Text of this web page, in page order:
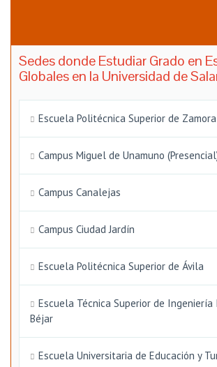
Sedes donde Estudiar Grado en
Globales en la Universidad de
Escuela Politécnica Superior de Zamora
Campus Miguel de Unamuno
Campus Canalejas
Campus Ciudad Jardín
Escuela Politécnica Superior de Ávila
Escuela Técnica Superior de
Béjar
Escuela Universitaria de Educación y